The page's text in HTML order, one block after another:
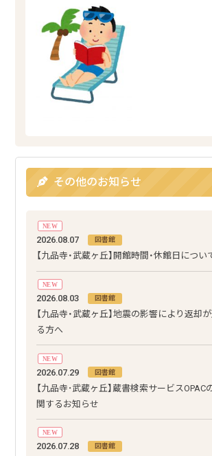
その他のお知らせ
NEW
2026.08.07 図書館
【九品寺・武蔵ヶ丘】開館時間・休館日につい
NEW
2026.08.03 図書館
【九品寺・武蔵ヶ丘】地震の影響により返却
る方へ
NEW
2026.07.29 図書館
【九品寺･武蔵ヶ丘】蔵書検索サービスOPAC
関するお知らせ
NEW
2026.07.28 図書館